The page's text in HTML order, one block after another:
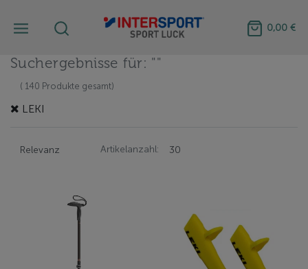
0,00 €
Suchergebnisse für: ""
( 140 Produkte gesamt)
LEKI
Artikelanzahl: